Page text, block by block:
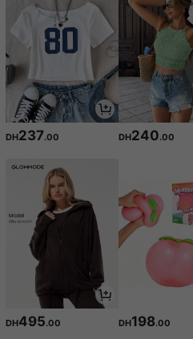
DH237.00 DH240.00
DH495.00 DH198.00